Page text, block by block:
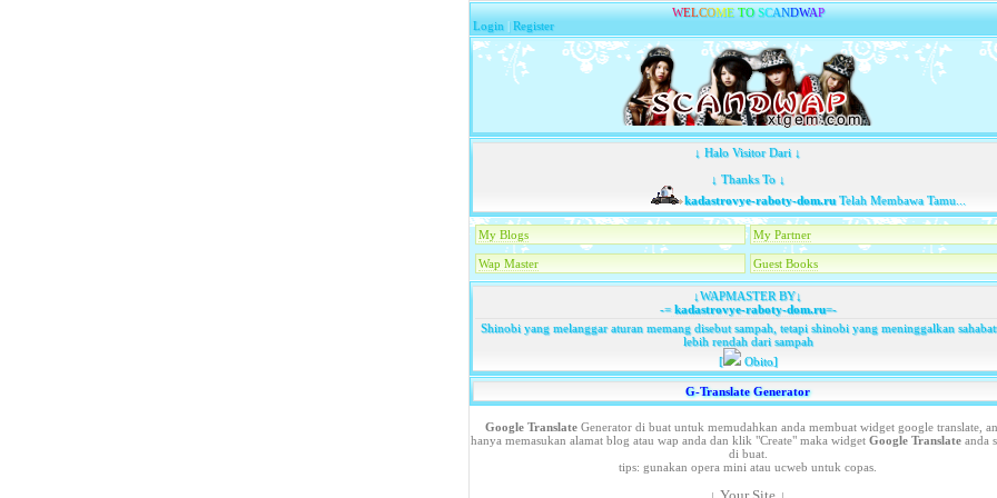
WELCOME TO SCANDWAP
Login |Register
↓ Halo Visitor Dari ↓
↓ Thanks To ↓
kadastrovye-raboty-dom.ruTelah Membawa Tamu...
My Blogs My Partner
Wap Master Guest Books
↓WAPMASTER BY↓
-=kadastrovye-raboty-dom.ru=-
Shinobi yang melanggar aturan memang disebut sampah, tetapi shinobi yang meninggalkan
lebih rendah dari sampah
[
Obito]
G-Translate Generator
Google Translate Generator di buat untuk memudahkan anda membuat widget google translate,
hanya memasukan alamat blog atau wap anda dan klik "Create" maka widget Google Translate anda
di buat.
tips: gunakan opera mini atau ucweb untuk copas.